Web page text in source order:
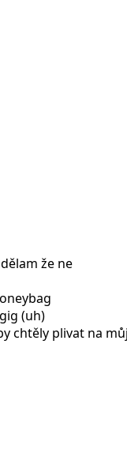
že ne
(uh)
chtěly plivat na